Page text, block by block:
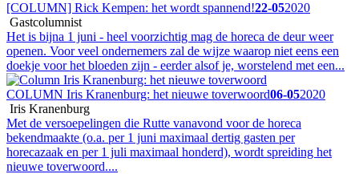
[COLUMN] Rick Kempen: het wordt spannend!22-052020
Gastcolumnist
Het is bijna 1 juni - heel voorzichtig mag de horeca de deur weer
openen. Voor veel ondernemers zal de wijze waarop niet eens een
doekje voor het bloeden zijn - eerder alsof je, worstelend met een...
COLUMN Iris Kranenburg: het nieuwe toverwoord06-052020
Iris Kranenburg
Met de versoepelingen die Rutte vanavond voor de horeca
bekendmaakte (o.a. per 1 juni maximaal dertig gasten per
horecazaak en per 1 juli maximaal honderd), wordt spreiding het
nieuwe toverwoord....